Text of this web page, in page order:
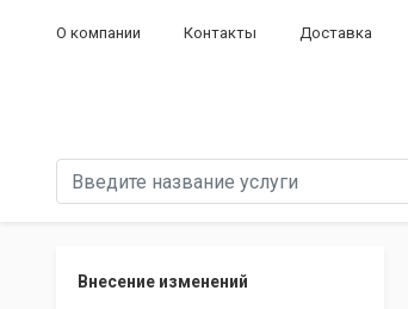
О компании Контакты Доставка
Внесение изменений